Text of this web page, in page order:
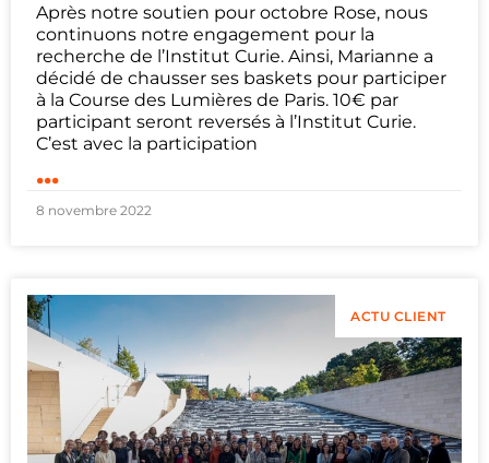
Après notre soutien pour octobre Rose, nous
continuons notre engagement pour la
recherche de l’Institut Curie. Ainsi, Marianne a
décidé de chausser ses baskets pour participer
à la Course des Lumières de Paris. 10€ par
participant seront reversés à l’Institut Curie.
C’est avec la participation
...
8 novembre 2022
ACTU CLIENT